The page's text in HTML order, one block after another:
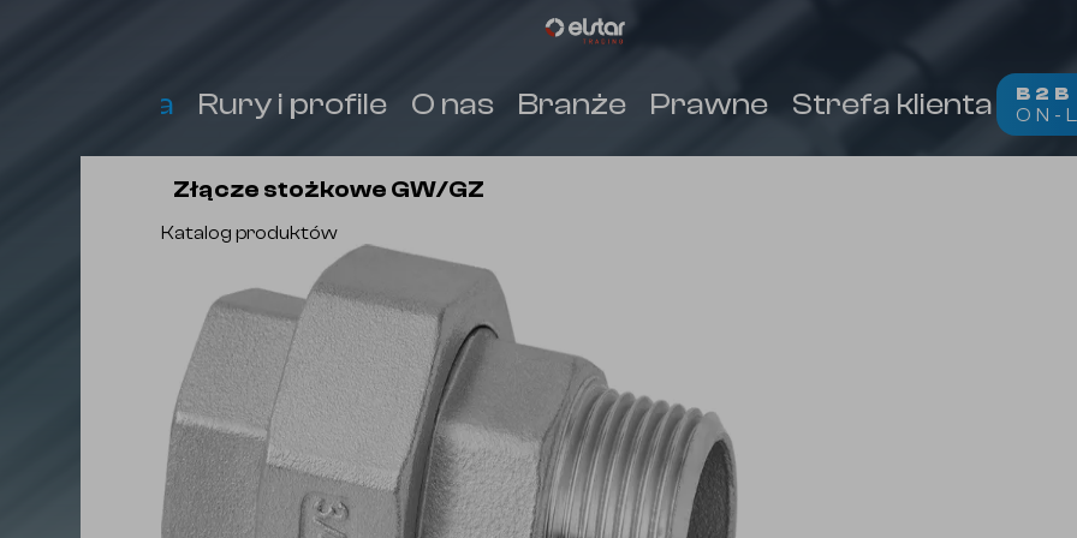
Armatura Rury i profile O nas Branże Prawne Strefa klienta B2B
ON-
Złącze stożkowe GW/GZ
Katalog produktów